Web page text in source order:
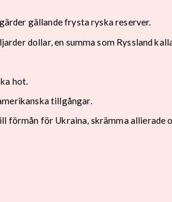
gällande frysta ryska reserver.
dollar, en summa som Ryssland
hot.
tillgångar.
för Ukraina, skrämma allierade